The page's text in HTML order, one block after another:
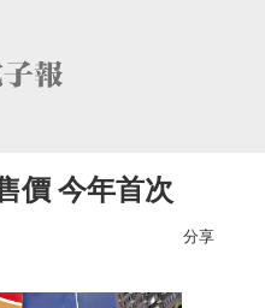
價 今年首次
分享